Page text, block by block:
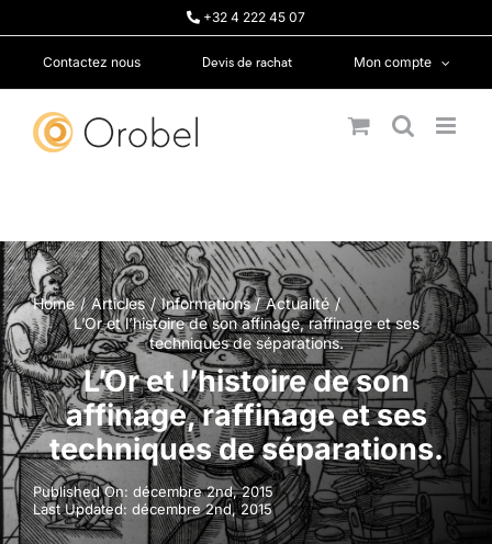
+32 4 222 45 07
Contactez nous Devis de rachat Mon compte
Home Articles Informations
Actualité
L’Or et l’histoire de son affinage, raffinage et ses
techniques de séparations.
L’Or et l’histoire de son
affinage, raffinage et ses
techniques de séparations.
Published On: décembre 2nd, 2015
Last Updated: décembre 2nd, 2015